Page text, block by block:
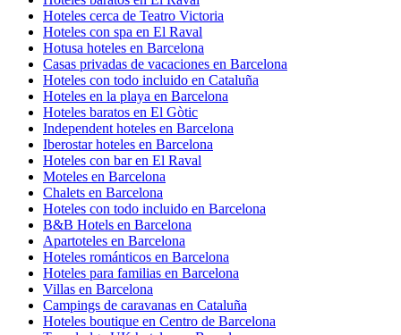
Hoteles cerca de Teatro Victoria
Hoteles con spa en El Raval
Hotusa hoteles en Barcelona
Casas privadas de vacaciones en Barcelona
Hoteles con todo incluido en Cataluña
Hoteles en la playa en Barcelona
Hoteles baratos en El Gòtic
Independent hoteles en Barcelona
Iberostar hoteles en Barcelona
Hoteles con bar en El Raval
Moteles en Barcelona
Chalets en Barcelona
Hoteles con todo incluido en Barcelona
B&B Hotels en Barcelona
Apartoteles en Barcelona
Hoteles románticos en Barcelona
Hoteles para familias en Barcelona
Villas en Barcelona
Campings de caravanas en Cataluña
Hoteles boutique en Centro de Barcelona